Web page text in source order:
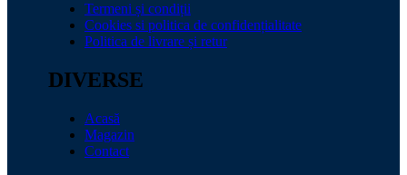
Termeni și condiții
Cookies si politica de confidențialitate
Politica de livrare și retur
DIVERSE
Acasă
Magazin
Contact